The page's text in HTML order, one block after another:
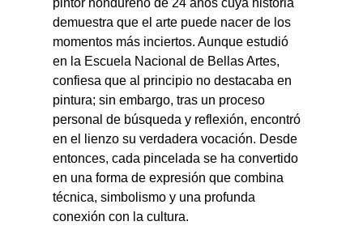
demuestra que el arte puede nacer de los
momentos más inciertos. Aunque estudió
en la Escuela Nacional de Bellas Artes,
confiesa que al principio no destacaba en
pintura; sin embargo, tras un proceso
personal de búsqueda y reflexión, encontró
en el lienzo su verdadera vocación. Desde
entonces, cada pincelada se ha convertido
en una forma de expresión que combina
técnica, simbolismo y una profunda
conexión con la cultura.